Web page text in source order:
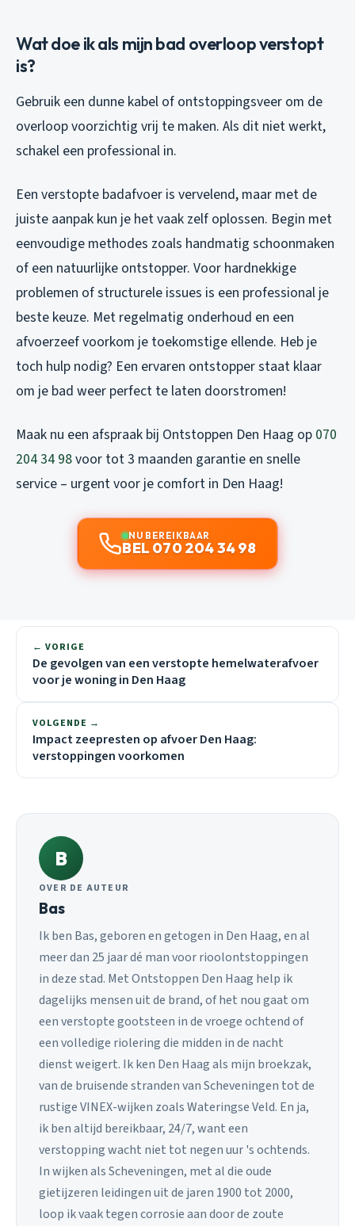
Wat doe ik als mijn bad overloop verstopt
is?
Gebruik een dunne kabel of ontstoppingsveer om de
overloop voorzichtig vrij te maken. Als dit niet werkt,
schakel een professional in.
Een verstopte badafvoer is vervelend, maar met de
juiste aanpak kun je het vaak zelf oplossen. Begin met
eenvoudige methodes zoals handmatig schoonmaken
of een natuurlijke ontstopper. Voor hardnekkige
problemen of structurele issues is een professional je
beste keuze. Met regelmatig onderhoud en een
afvoerzeef voorkom je toekomstige ellende. Heb je
toch hulp nodig? Een ervaren ontstopper staat klaar
om je bad weer perfect te laten doorstromen!
Maak nu een afspraak bij Ontstoppen Den Haag op 070
204 34 98voor tot 3 maanden garantie en snelle
service – urgent voor je comfort in Den Haag!
NU BEREIKBAAR
BEL 070 204 34 98
← VORIGE
De gevolgen van een verstopte hemelwaterafvoer
voor je woning in Den Haag
VOLGENDE →
Impact zeepresten op afvoer Den Haag:
verstoppingen voorkomen
B
OVER DE AUTEUR
Bas
Ik ben Bas, geboren en getogen in Den Haag, en al
meer dan 25 jaar dé man voor rioolontstoppingen
in deze stad. Met Ontstoppen Den Haag help ik
dagelijks mensen uit de brand, of het nou gaat om
een verstopte gootsteen in de vroege ochtend of
een volledige riolering die midden in de nacht
dienst weigert. Ik ken Den Haag als mijn broekzak,
van de bruisende stranden van Scheveningen tot de
rustige VINEX-wijken zoals Wateringse Veld. En ja,
ik ben altijd bereikbaar, 24/7, want een
verstopping wacht niet tot negen uur 's ochtends.
In wijken als Scheveningen, met al die oude
gietijzeren leidingen uit de jaren 1900 tot 2000,
loop ik vaak tegen corrosie aan door de zoute